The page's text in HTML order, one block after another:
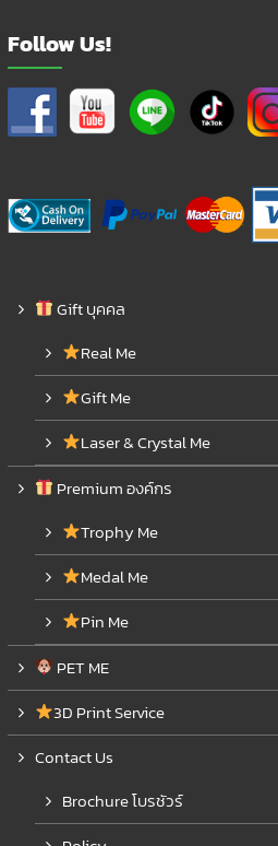
Follow Us!
Gift บุคคล
Real Me
Gift Me
Laser & Crystal Me
Premium องค์กร
Trophy Me
Medal Me
Pin Me
PET ME
3D Print Service
Contact Us
Brochure โบรชัวร์